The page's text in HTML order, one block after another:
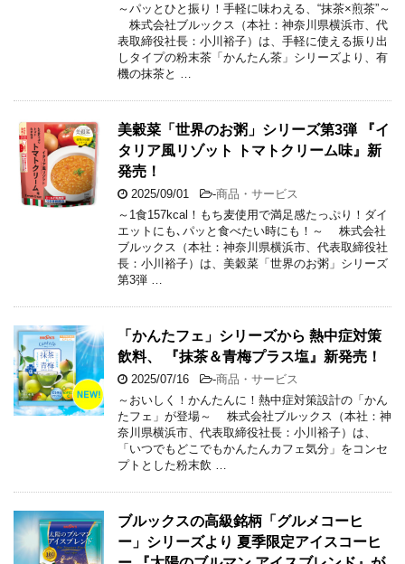
～パッとひと振り！手軽に味わえる、“抹茶×煎茶”～
株式会社ブルックス（本社：神奈川県横浜市、代
表取締役社長：小川裕子）は、手軽に使える振り出
しタイプの粉末茶「かんたん茶」シリーズより、有
機の抹茶と …
美穀菜「世界のお粥」シリーズ第3弾 『イ
タリア風リゾット トマトクリーム味』新
発売！
2025/09/01 -商品・サービス
～1食157kcal！もち麦使用で満足感たっぷり！ダイ
エットにも､パッと食べたい時にも！～ 株式会社
ブルックス（本社：神奈川県横浜市、代表取締役社
長：小川裕子）は、美穀菜「世界のお粥」シリーズ
第3弾 …
「かんたフェ」シリーズから 熱中症対策
飲料、 『抹茶＆青梅プラス塩』新発売！
2025/07/16 -商品・サービス
～おいしく！かんたんに！熱中症対策設計の「かん
たフェ」が登場～ 株式会社ブルックス（本社：神
奈川県横浜市、代表取締役社長：小川裕子）は、
「いつでもどこでもかんたんカフェ気分」をコンセ
プトとした粉末飲 …
ブルックスの高級銘柄「グルメコーヒ
ー」シリーズより 夏季限定アイスコーヒ